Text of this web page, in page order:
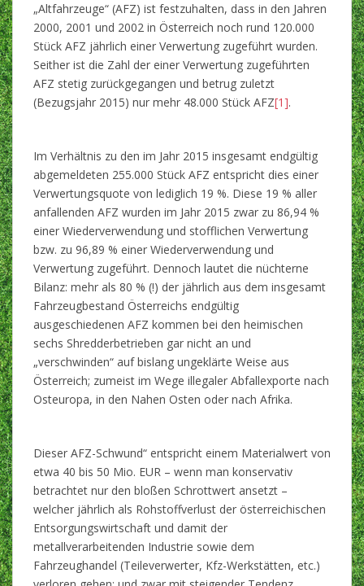
„Altfahrzeuge“ (AFZ) ist festzuhalten, dass in den Jahren
2000, 2001 und 2002 in Österreich noch rund 120.000
Stück AFZ jährlich einer Verwertung zugeführt wurden.
Seither ist die Zahl der einer Verwertung zugeführten
AFZ stetig zurückgegangen und betrug zuletzt
(Bezugsjahr 2015) nur mehr 48.000 Stück AFZ[1].
Im Verhältnis zu den im Jahr 2015 insgesamt endgültig
abgemeldeten 255.000 Stück AFZ entspricht dies einer
Verwertungsquote von lediglich 19 %. Diese 19 % aller
anfallenden AFZ wurden im Jahr 2015 zwar zu 86,94 %
einer Wiederverwendung und stofflichen Verwertung
bzw. zu 96,89 % einer Wiederverwendung und
Verwertung zugeführt. Dennoch lautet die nüchterne
Bilanz: mehr als 80 % (!) der jährlich aus dem insgesamt
Fahrzeugbestand Österreichs endgültig
ausgeschiedenen AFZ kommen bei den heimischen
sechs Shredderbetrieben gar nicht an und
„verschwinden“ auf bislang ungeklärte Weise aus
Österreich; zumeist im Wege illegaler Abfallexporte nach
Osteuropa, in den Nahen Osten oder nach Afrika.
Dieser AFZ-Schwund“ entspricht einem Materialwert von
etwa 40 bis 50 Mio. EUR – wenn man konservativ
betrachtet nur den bloßen Schrottwert ansetzt –
welcher jährlich als Rohstoffverlust der österreichischen
Entsorgungswirtschaft und damit der
metallverarbeitenden Industrie sowie dem
Fahrzeughandel (Teileverwerter, Kfz-Werkstätten, etc.)